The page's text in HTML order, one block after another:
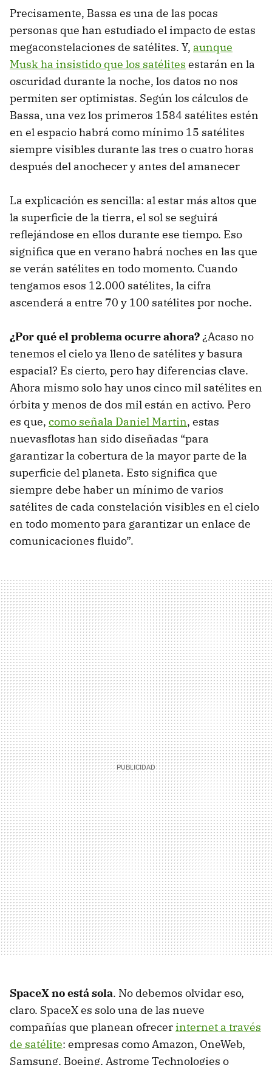
Precisamente, Bassa es una de las pocas
personas que han estudiado el impacto de estas
megaconstelaciones de satélites. Y, aunque
Musk ha insistido que los satélites estarán en la
oscuridad durante la noche, los datos no nos
permiten ser optimistas. Según los cálculos de
Bassa, una vez los primeros 1584 satélites estén
en el espacio habrá como mínimo 15 satélites
siempre visibles durante las tres o cuatro horas
después del anochecer y antes del amanecer
La explicación es sencilla: al estar más altos que
la superficie de la tierra, el sol se seguirá
reflejándose en ellos durante ese tiempo. Eso
significa que en verano habrá noches en las que
se verán satélites en todo momento. Cuando
tengamos esos 12.000 satélites, la cifra
ascenderá a entre 70 y 100 satélites por noche.
¿Por qué el problema ocurre ahora?¿Acaso no
tenemos el cielo ya lleno de satélites y basura
espacial? Es cierto, pero hay diferencias clave.
Ahora mismo solo hay unos cinco mil satélites en
órbita y menos de dos mil están en activo. Pero
es que, como señala Daniel Martin, estas
nuevasflotas han sido diseñadas “para
garantizar la cobertura de la mayor parte de la
superficie del planeta. Esto significa que
siempre debe haber un mínimo de varios
satélites de cada constelación visibles en el cielo
en todo momento para garantizar un enlace de
comunicaciones fluido”.
SpaceX no está sola. No debemos olvidar eso,
claro. SpaceX es solo una de las nueve
compañías que planean ofrecerinternet a través
de satélite: empresas como Amazon, OneWeb,
Samsung, Boeing, Astrome Technologies o